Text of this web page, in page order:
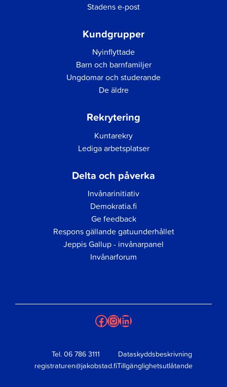
Stadens e-post
Kundgrupper
Nyinflyttade
Barn och barnfamiljer
Ungdomar och studerande
De äldre
Rekrytering
Kuntarekry
Lediga arbetsplatser
Delta och påverka
Invånarinitiativ
Demokratia.fi
Ge feedback
Respons gällande gatuunderhållet
Jeppis Gallup - invånarpanel
Invånarforum
Facebook
Instagram
LinkedIn
Tel. 06 786 3111
registraturen@jakobstad.fi
Dataskyddsbeskrivning
Tillgänglighetsutlåtande